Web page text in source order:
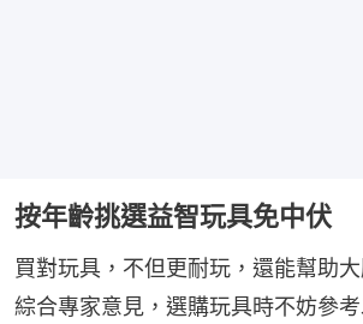
按年齡挑選益智玩具免中伏
買對玩具，不但更耐玩，還能幫助
綜合專家意見，選購玩具時不妨參